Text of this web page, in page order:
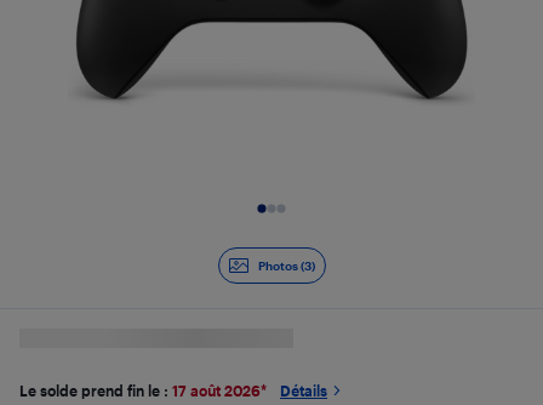
Photos (3)
Le solde prend fin le : 17 août 2026* Détails